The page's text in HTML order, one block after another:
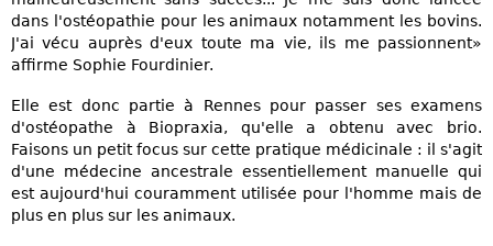
dans l'ostéopathie pour les animaux notamment les bovins.
J'ai vécu auprès d'eux toute ma vie, ils me passionnent»
affirme Sophie Fourdinier.
Elle est donc partie à Rennes pour passer ses examens
d'ostéopathe à Biopraxia, qu'elle a obtenu avec brio.
Faisons un petit focus sur cette pratique médicinale : il s'agit
d'une médecine ancestrale essentiellement manuelle qui
est aujourd'hui couramment utilisée pour l'homme mais de
plus en plus sur les animaux.